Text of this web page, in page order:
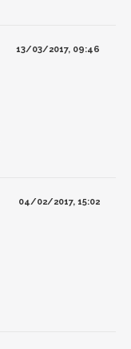
13/03/2017, 09:46
04/02/2017, 15:02